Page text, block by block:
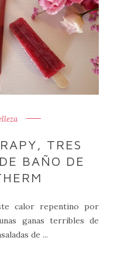
TRES
BAÑO DE
calor repentino por
ganas terribles de
de ...